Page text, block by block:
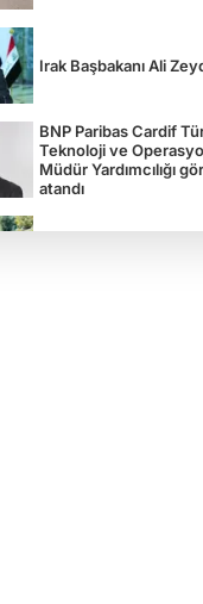
Irak Başbakanı Ali
BNP Paribas Cardif
Teknoloji ve
Müdür Yardımcılığı
atandı